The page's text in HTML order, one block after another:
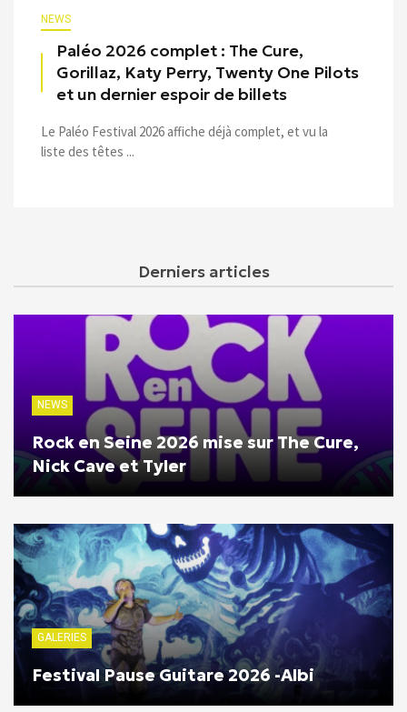
NEWS
Paléo 2026 complet : The Cure,
Gorillaz, Katy Perry, Twenty One Pilots
et un dernier espoir de billets
Le Paléo Festival 2026 affiche déjà complet, et vu la
liste des têtes ...
Derniers articles
NEWS
Rock en Seine 2026 mise sur The Cure,
Nick Cave et Tyler
GALERIES
Festival Pause Guitare 2026 -Albi